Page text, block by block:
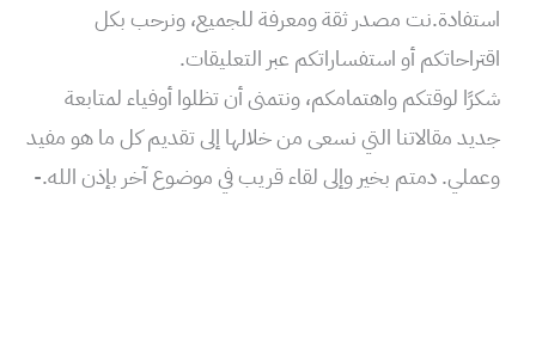
استفادة.نت مصدر ثقة ومعرفة للجميع، ونرحب بكل
اقتراحاتكم أو استفساراتكم عبر التعليقات.
شكرًا لوقتكم واهتمامكم، ونتمنى أن تظلوا أوفياء لمتابعة
جديد مقالاتنا التي نسعى من خلالها إلى تقديم كل ما هو مفيد
وعملي. دمتم بخير وإلى لقاء قريب في موضوع آخر بإذن الله.-